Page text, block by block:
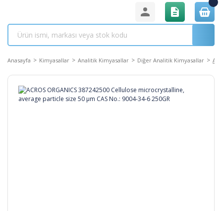
Anasayfa Kimyasallar Analitik Kimyasallar Diğer Analitik Kimyasallar